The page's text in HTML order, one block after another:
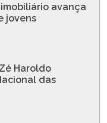
avança
jovens
Haroldo
das